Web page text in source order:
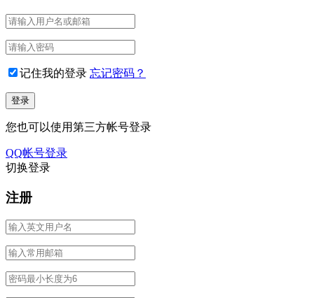
记住我的登录 忘记密码？
您也可以使用第三方帐号登录
QQ帐号登录
切换登录
注册